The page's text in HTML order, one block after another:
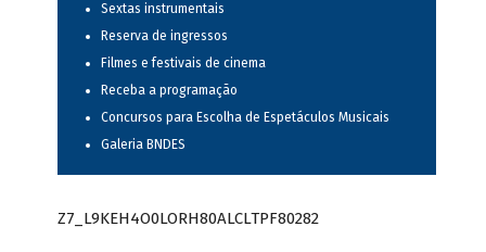
Sextas instrumentais
Reserva de ingressos
Filmes e festivais de cinema
Receba a programação
Concursos para Escolha de Espetáculos Musicais
Galeria BNDES
Z7_L9KEH4O0LORH80ALCLTPF80282